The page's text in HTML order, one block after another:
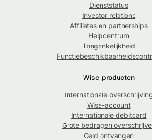
Dienststatus
Investor relations
Affiliates en partnerships
Helpcentrum
Toegankelijkheid
Wise-producten
Internationale overschrijving
Wise-account
Internationale debitcard
Grote bedragen
Geld ontvangen